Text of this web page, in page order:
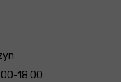
18:00